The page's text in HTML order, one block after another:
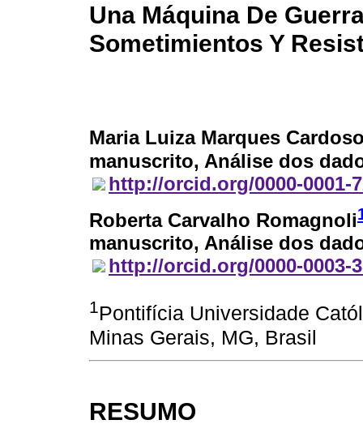
Una Máquina De
Sometimientos Y
Maria Luiza Marques
manuscrito, Análise dos
http://orcid.org/0000-0001-
Roberta Carvalho Romagnoli
manuscrito, Análise dos
http://orcid.org/0000-0003-
1Pontifícia Universidade
Minas Gerais, MG, Brasil
RESUMO